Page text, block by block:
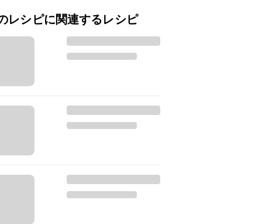
レシピに関連するレシピ